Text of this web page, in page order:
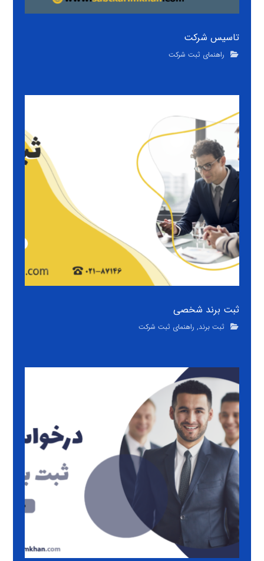
تاسیس شرکت
راهنمای ثبت شرکت
ثبت برند شخصی
ثبت برند, راهنمای ثبت شرکت